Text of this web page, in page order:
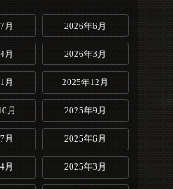
月 2026年6月
月 2026年3月
月 2025年12月
月 2025年9月
月 2025年6月
月 2025年3月